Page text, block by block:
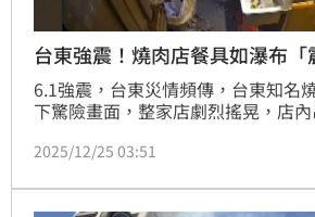
台東強震！燒肉店餐具如瀑布「
6.1強震，台東災情頻傳，台東知名
下驚險畫面，整家店劇烈搖晃，店
底下，好險當時沒有人受到傷害。
2025/12/25 03:51